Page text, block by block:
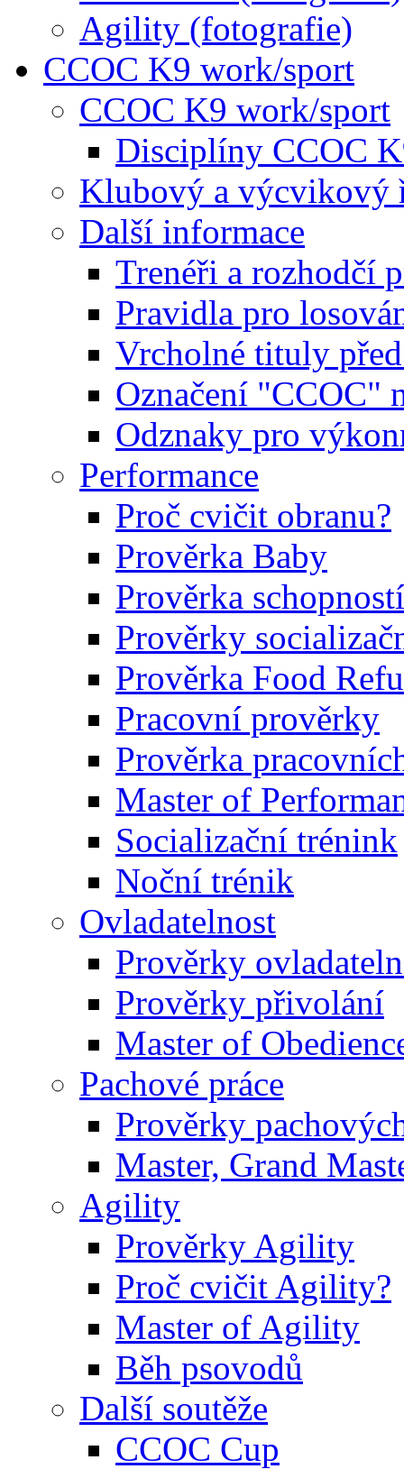
Agility (fotografie)
CCOC K9 work/sport
CCOC K9 work/sport
Disciplíny CCOC
Klubový a výcvikový
Další informace
Trenéři a rozhodčí
Pravidla pro
Vrcholné tituly
Označení "CCOC"
Odznaky pro
Performance
Proč cvičit obranu?
Prověrka Baby
Prověrka
Prověrky
Prověrka Food
Pracovní prověrky
Prověrka
Master of
Socializační trénink
Noční trénik
Ovladatelnost
Prověrky
Prověrky přivolání
Master of
Pachové práce
Prověrky
Master, Grand
Agility
Prověrky Agility
Proč cvičit Agility?
Master of Agility
Běh psovodů
Další soutěže
CCOC Cup